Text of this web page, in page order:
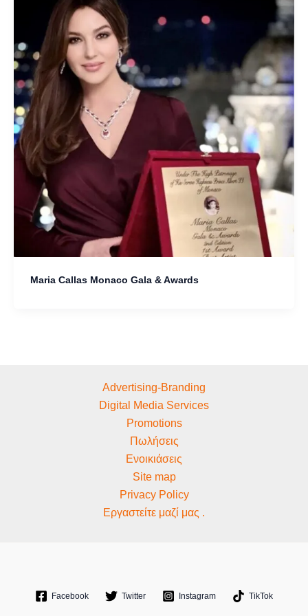
Maria Callas Monaco Gala & Awards
Advertising-Branding
Digital Media Services
Promotions
Πωλήσεις
Ενοικιάσεις
Site map
Privacy Policy
Εργαστείτε μαζί μας .
Facebook Twitter Instagram TikTok